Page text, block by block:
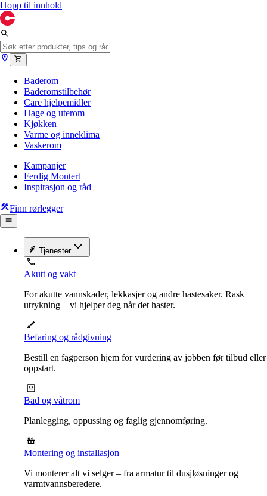
Hopp til innhold
Baderom
Baderomstilbehør
Care hjelpemidler
Hage og uterom
Kjøkken
Varme og inneklima
Vaskerom
Kampanjer
Ferdig Montert
Inspirasjon og råd
Finn rørlegger
Tjenester
Akutt og vakt
For akutte vannskader, lekkasjer og andre hastesaker. Rask
utrykning – vi hjelper deg når det haster.
Befaring og rådgivning
Bestill en fagperson hjem for vurdering av jobben før tilbud eller
oppstart.
Bad og våtrom
Planlegging, oppussing og faglig gjennomføring.
Montering og installasjon
Vi monterer alt vi selger – fra armatur til dusjløsninger og
varmtvannsberedere.